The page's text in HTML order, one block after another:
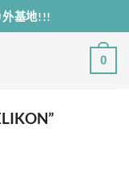
外基地!!!
0